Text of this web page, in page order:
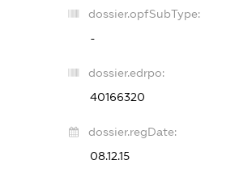
dossier.opfSubType:
-
dossier.edrpo:
40166320
dossier.regDate:
08.12.15